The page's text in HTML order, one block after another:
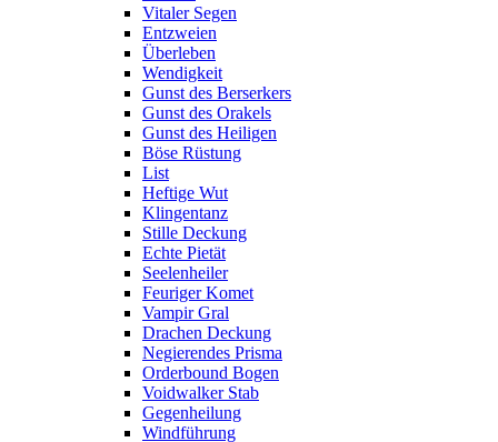
Vitaler Segen
Entzweien
Überleben
Wendigkeit
Gunst des Berserkers
Gunst des Orakels
Gunst des Heiligen
Böse Rüstung
List
Heftige Wut
Klingentanz
Stille Deckung
Echte Pietät
Seelenheiler
Feuriger Komet
Vampir Gral
Drachen Deckung
Negierendes Prisma
Orderbound Bogen
Voidwalker Stab
Gegenheilung
Windführung